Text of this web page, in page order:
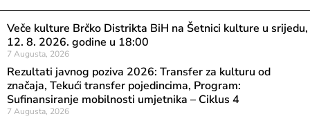
Veče kulture Brčko Distrikta BiH na Šetnici kulture u srijedu,
12. 8. 2026. godine u 18:00
7 Augusta, 2026
Rezultati javnog poziva 2026: Transfer za kulturu od
značaja, Tekući transfer pojedincima, Program:
Sufinansiranje mobilnosti umjetnika – Ciklus 4
7 Augusta, 2026